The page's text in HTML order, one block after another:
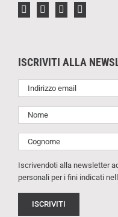
ISCRIVITI ALLA
Iscrivendoti alla newsletter
personali per i fini indicati